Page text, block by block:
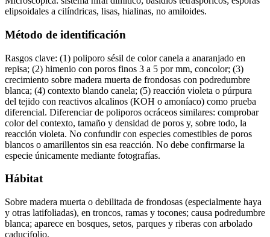
elipsoidales a cilíndricas, lisas, hialinas, no amiloides.
Método de identificación
Rasgos clave: (1) poliporo sésil de color canela a anaranjado en
repisa; (2) himenio con poros finos 3 a 5 por mm, concolor; (3)
crecimiento sobre madera muerta de frondosas con podredumbre
blanca; (4) contexto blando canela; (5) reacción violeta o púrpura
del tejido con reactivos alcalinos (KOH o amoníaco) como prueba
diferencial. Diferenciar de poliporos ocráceos similares: comprobar
color del contexto, tamaño y densidad de poros y, sobre todo, la
reacción violeta. No confundir con especies comestibles de poros
blancos o amarillentos sin esa reacción. No debe confirmarse la
especie únicamente mediante fotografías.
Hábitat
Sobre madera muerta o debilitada de frondosas (especialmente haya
y otras latifoliadas), en troncos, ramas y tocones; causa podredumbre
blanca; aparece en bosques, setos, parques y riberas con arbolado
caducifolio.